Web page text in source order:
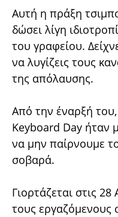
Αυτή η πράξη
δώσει λίγη
του γραφείου.
να λυγίζεις τους
της απόλαυσης.
Από την έναρξή
Keyboard Day ήταν
να μην παίρνουμε
σοβαρά.
Γιορτάζεται στις
τους εργαζόμενους